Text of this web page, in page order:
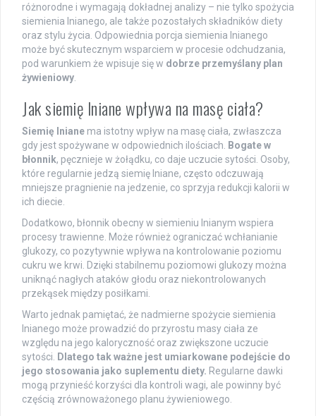
różnorodne i wymagają dokładnej analizy – nie tylko spożycia
siemienia lnianego, ale także pozostałych składników diety
oraz stylu życia. Odpowiednia porcja siemienia lnianego
może być skutecznym wsparciem w procesie odchudzania,
pod warunkiem że wpisuje się w dobrze przemyślany plan
żywieniowy
Jak siemię lniane wpływa na masę ciała?
Siemię lniane ma istotny wpływ na masę ciała, zwłaszcza
gdy jest spożywane w odpowiednich ilościach.
Bogate w
błonnik, pęcznieje w żołądku, co daje uczucie sytości. Osoby,
które regularnie jedzą siemię lniane, często odczuwają
mniejsze pragnienie na jedzenie, co sprzyja redukcji kalorii w
ich diecie.
Dodatkowo, błonnik obecny w siemieniu lnianym wspiera
procesy trawienne. Może również ograniczać wchłanianie
glukozy, co pozytywnie wpływa na kontrolowanie poziomu
cukru we krwi. Dzięki stabilnemu poziomowi glukozy można
uniknąć nagłych ataków głodu oraz niekontrolowanych
przekąsek między posiłkami.
Warto jednak pamiętać, że nadmierne spożycie siemienia
lnianego może prowadzić do przyrostu masy ciała ze
względu na jego kaloryczność oraz zwiększone uczucie
sytości.
Dlatego tak ważne jest umiarkowane podejście do
jego stosowania jako suplementu diety. Regularne dawki
mogą przynieść korzyści dla kontroli wagi, ale powinny być
częścią zrównoważonego planu żywieniowego.